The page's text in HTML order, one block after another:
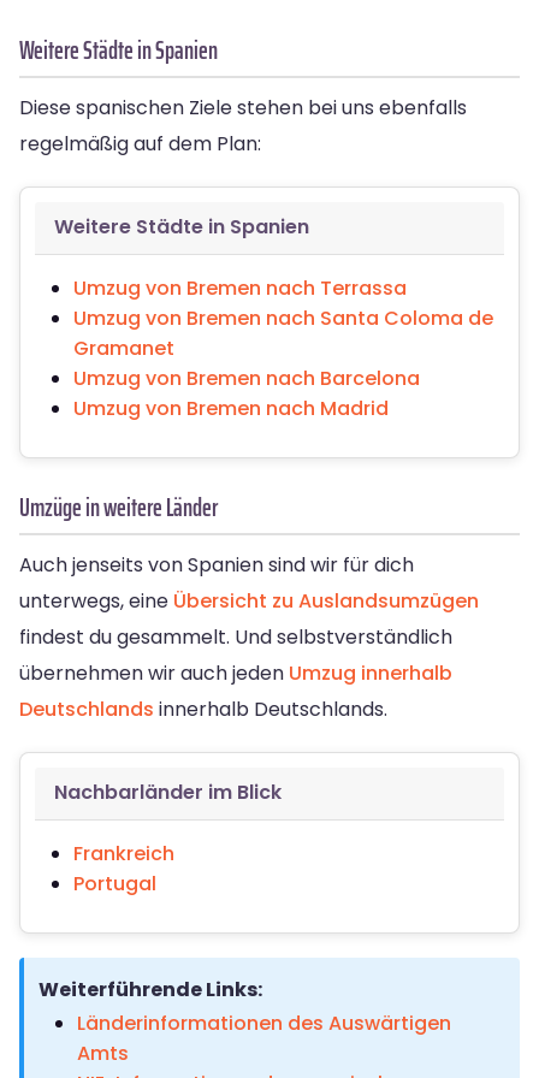
Weitere Städte in Spanien
Diese spanischen Ziele stehen bei uns ebenfalls
regelmäßig auf dem Plan:
Weitere Städte in Spanien
Umzug von Bremen nach Terrassa
Umzug von Bremen nach Santa Coloma de
Gramanet
Umzug von Bremen nach Barcelona
Umzug von Bremen nach Madrid
Umzüge in weitere Länder
Auch jenseits von Spanien sind wir für dich
unterwegs, eine Übersicht zu Auslandsumzügen
findest du gesammelt. Und selbstverständlich
übernehmen wir auch jeden Umzug innerhalb
Deutschlands innerhalb Deutschlands.
Nachbarländer im Blick
Frankreich
Portugal
Weiterführende Links:
Länderinformationen des Auswärtigen
Amts